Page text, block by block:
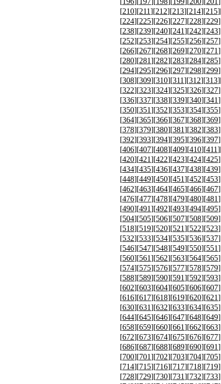
[210][211][212][213][214][215
[224][225][226][227][228][229
[238][239][240][241][242][243
[252][253][254][255][256][257
[266][267][268][269][270][271
[280][281][282][283][284][285
[294][295][296][297][298][299
[308][309][310][311][312][313
[322][323][324][325][326][327
[336][337][338][339][340][341
[350][351][352][353][354][355
[364][365][366][367][368][369
[378][379][380][381][382][383
[392][393][394][395][396][397
[406][407][408][409][410][411
[420][421][422][423][424][425
[434][435][436][437][438][439
[448][449][450][451][452][453
[462][463][464][465][466][467
[476][477][478][479][480][481
[490][491][492][493][494][495
[504][505][506][507][508][509
[518][519][520][521][522][523
[532][533][534][535][536][537
[546][547][548][549][550][551
[560][561][562][563][564][565
[574][575][576][577][578][579
[588][589][590][591][592][593
[602][603][604][605][606][607
[616][617][618][619][620][621
[630][631][632][633][634][635
[644][645][646][647][648][649
[658][659][660][661][662][663
[672][673][674][675][676][677
[686][687][688][689][690][691
[700][701][702][703][704][705
[714][715][716][717][718][719
[728][729][730][731][732][733